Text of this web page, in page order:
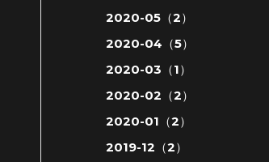
2020-05（2）
2020-04（5）
2020-03（1）
2020-02（2）
2020-01（2）
2019-12（2）